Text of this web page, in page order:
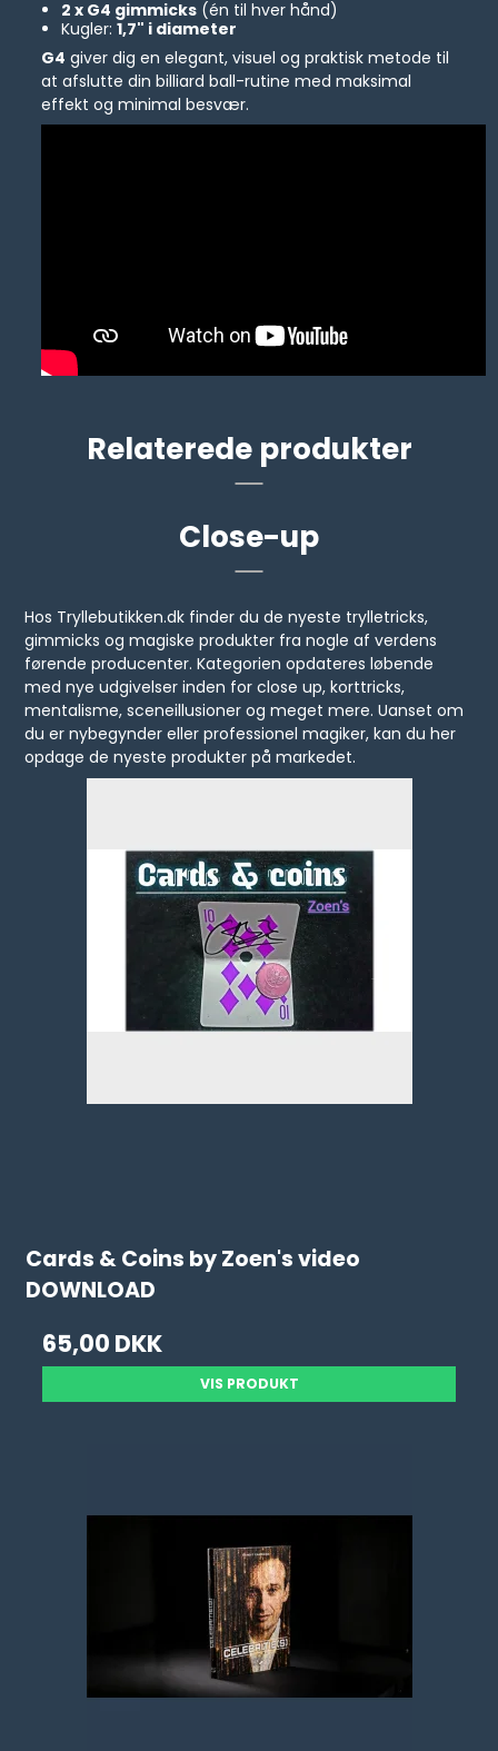
2 x G4 gimmicks(én til hver hånd)
Kugler: 1,7" i diameter
G4 giver dig en elegant, visuel og praktisk metode til
at afslutte din billiard ball-rutine med maksimal
effekt og minimal besvær.
Relaterede produkter
Close-up
Hos Tryllebutikken.dk finder du de nyeste trylletricks,
gimmicks og magiske produkter fra nogle af verdens
førende producenter. Kategorien opdateres løbende
med nye udgivelser inden for close up, korttricks,
mentalisme, sceneillusioner og meget mere. Uanset om
du er nybegynder eller professionel magiker, kan du her
opdage de nyeste produkter på markedet.
Cards & Coins by Zoen's video
DOWNLOAD
65,00 DKK
VIS PRODUKT